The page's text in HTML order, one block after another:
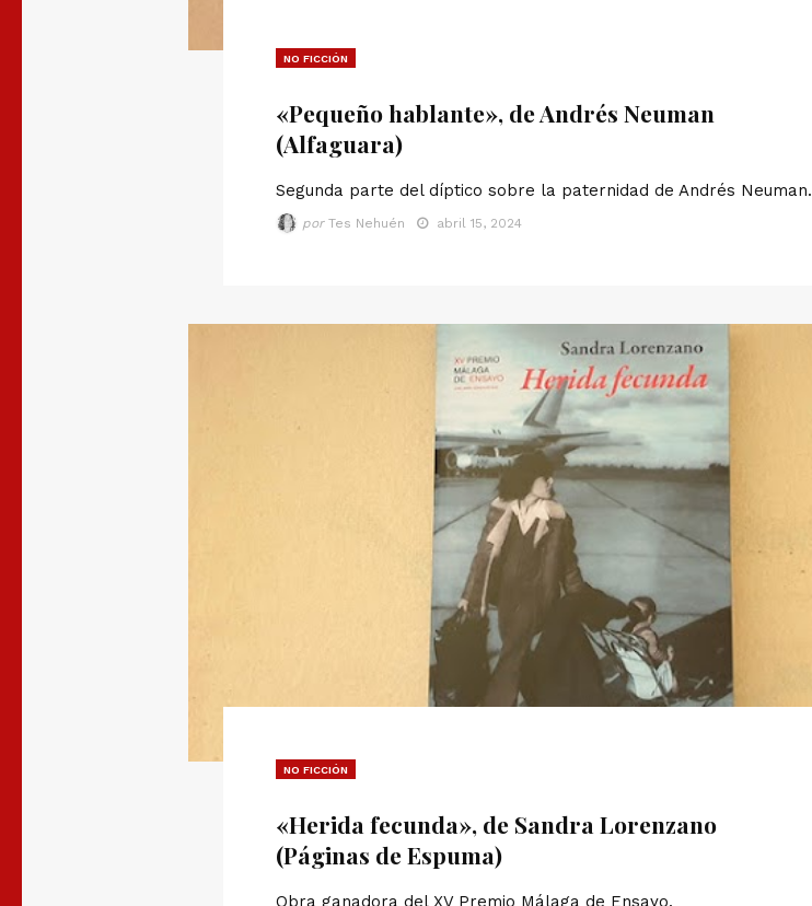
NO FICCIÓN
«Pequeño hablante», de Andrés Neuman
(Alfaguara)
Segunda parte del díptico sobre la paternidad de Andrés Neuman.
por Tes Nehuén abril 15, 2024
NO FICCIÓN
«Herida fecunda», de Sandra Lorenzano
(Páginas de Espuma)
Obra ganadora del XV Premio Málaga de Ensayo.